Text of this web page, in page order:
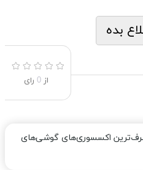
بده
از 0 رای
اکسسوری‌های گوشی‌های